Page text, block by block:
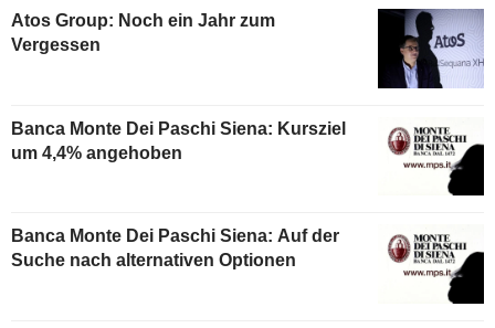
Atos Group: Noch ein Jahr zum
Vergessen
Banca Monte Dei Paschi Siena: Kursziel
um 4,4% angehoben
Banca Monte Dei Paschi Siena: Auf der
Suche nach alternativen Optionen